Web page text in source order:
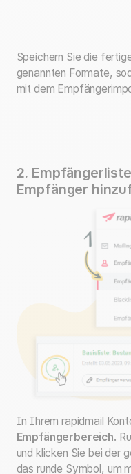
Speichern Sie die
genannten Formate,
mit dem
2.
Empfänger
In Ihrem rapidmail
Empfängerbereich.
und klicken Sie bei der
das runde Symbol, um